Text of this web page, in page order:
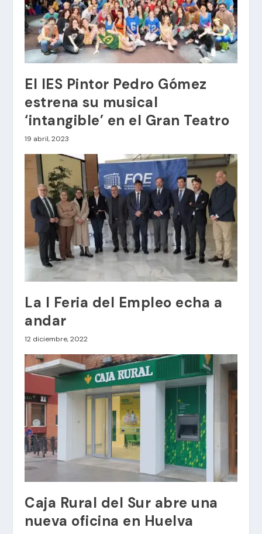
El IES Pintor Pedro Gómez
estrena su musical
‘intangible’ en el Gran Teatro
19 abril, 2023
La I Feria del Empleo echa a
andar
12 diciembre, 2022
Caja Rural del Sur abre una
nueva oficina en Huelva